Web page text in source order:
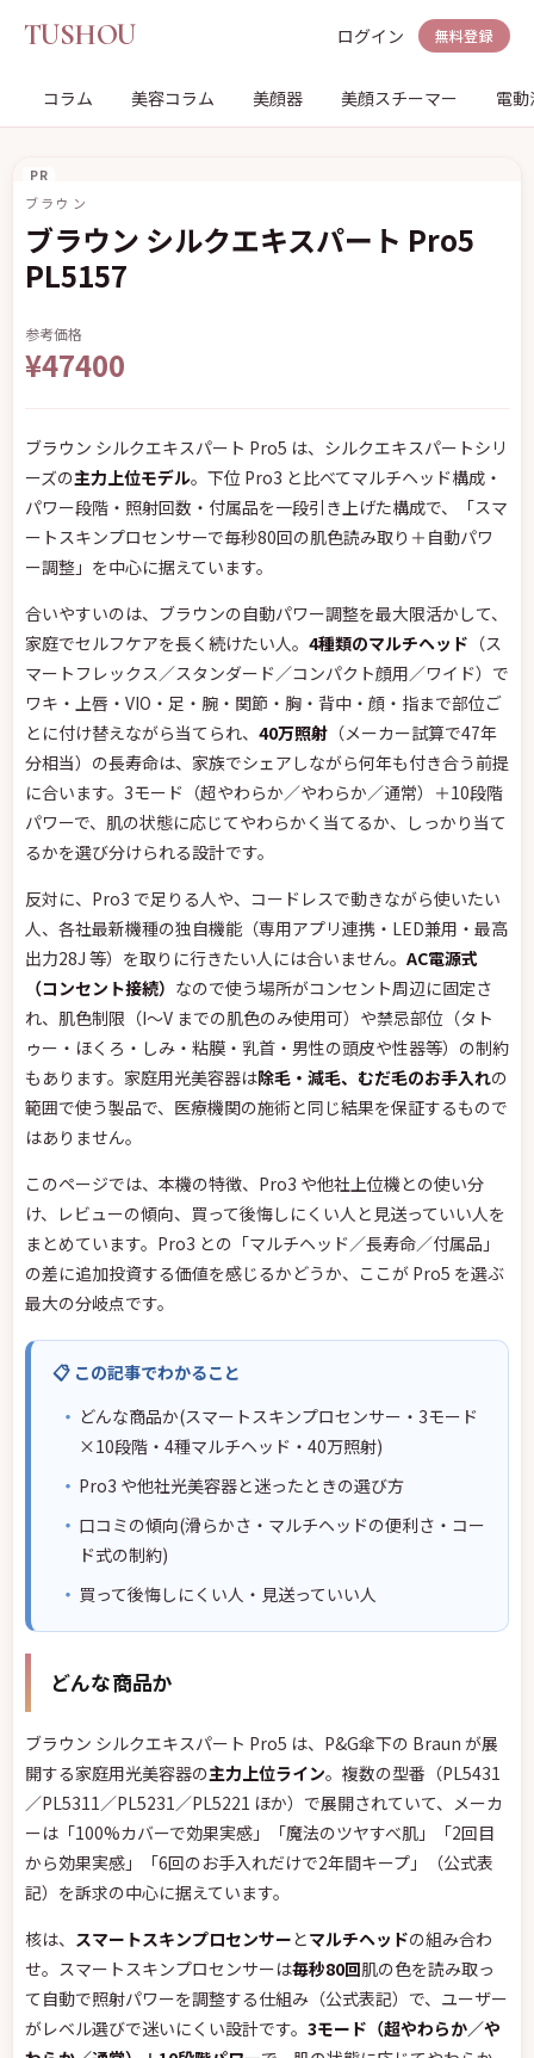
TUSHOU ログイン 無料登録
コラム 美容コラム 美顔器 美顔スチーマー 電
PR
ブラウン
ブラウン シルクエキスパート Pro5
PL5157
参考価格
¥47400
ブラウン シルクエキスパート Pro5 は、シルクエキスパートシリ
ーズの主力上位モデル。下位 Pro3 と比べてマルチヘッド構成・
パワー段階・照射回数・付属品を一段引き上げた構成で、「スマ
ートスキンプロセンサーで毎秒80回の肌色読み取り＋自動パワ
ー調整」を中心に据えています。
合いやすいのは、ブラウンの自動パワー調整を最大限活かして、
家庭でセルフケアを長く続けたい人。 4種類のマルチヘッド （ス
マートフレックス／スタンダード／コンパクト顔用／ワイド）で
ワキ・上唇・VIO・足・腕・関節・胸・背中・顔・指まで部位ご
とに付け替えながら当てられ、 40万照射 （メーカー試算で47年
分相当）の長寿命は、家族でシェアしながら何年も付き合う前提
に合います。3モード（超やわらか／やわらか／通常）＋10段階
パワーで、肌の状態に応じてやわらかく当てるか、しっかり当て
るかを選び分けられる設計です。
反対に、Pro3 で足りる人や、コードレスで動きながら使いたい
人、各社最新機種の独自機能（専用アプリ連携・LED兼用・最高
出力28J 等）を取りに行きたい人には合いません。 AC電源式
（コンセント接続） なので使う場所がコンセント周辺に固定さ
れ、肌色制限（I〜V までの肌色のみ使用可）や禁忌部位（タト
ゥー・ほくろ・しみ・粘膜・乳首・男性の頭皮や性器等）の制約
もあります。家庭用光美容器は除毛・減毛、むだ毛のお手入れの
範囲で使う製品で、医療機関の施術と同じ結果を保証するもので
はありません。
このページでは、本機の特徴、Pro3 や他社上位機との使い分
け、レビューの傾向、買って後悔しにくい人と見送っていい人を
まとめています。Pro3 との「マルチヘッド／長寿命／付属品」
の差に追加投資する価値を感じるかどうか、ここが Pro5 を選ぶ
最大の分岐点です。
📋 この記事でわかること
どんな商品か(スマートスキンプロセンサー・3モード
×10段階・4種マルチヘッド・40万照射)
Pro3 や他社光美容器と迷ったときの選び方
口コミの傾向(滑らかさ・マルチヘッドの便利さ・コー
ド式の制約)
買って後悔しにくい人・見送っていい人
どんな商品か
ブラウン シルクエキスパート Pro5 は、P&G傘下の Braun が展
開する家庭用光美容器の主力上位ライン。複数の型番（PL5431
／PL5311／PL5231／PL5221 ほか）で展開されていて、メーカ
ーは「100%カバーで効果実感」「魔法のツヤすべ肌」「2回目
から効果実感」「6回のお手入れだけで2年間キープ」（公式表
記）を訴求の中心に据えています。
核は、 スマートスキンプロセンサーとマルチヘッドの組み合わ
せ。スマートスキンプロセンサーは毎秒80回肌の色を読み取っ
て自動で照射パワーを調整する仕組み（公式表記）で、ユーザー
がレベル選びで迷いにくい設計です。 3モード（超やわらか／や